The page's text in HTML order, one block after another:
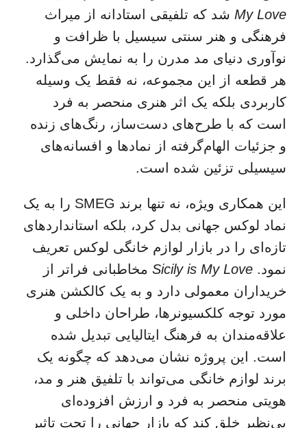
My Love شد که تلفیقی استادانه از میراث
فرهنگی و هنر سنتی سیسیل با ظرافت و
نوآوری دنیای مد مدرن را به نمایش می‌گذارد.
هر قطعه از این مجموعه، نه فقط یک وسیله
کاربردی بلکه یک اثر هنری منحصر به فرد
است که با طرح‌های دست‌ساز، رنگ‌های زنده
و جزئیات الهام‌گرفته از نمادها و افسانه‌های
سیسیلی تزئین شده است.
این همکاری ویژه، نه تنها برند SMEG را به یک
نماد لوکس جهانی بدل کرد، بلکه استانداردهای
تازه‌ای را در بازار لوازم خانگی لوکس تعریف
نمود. Sicily is My Love مخاطبانی فراتر از
خریداران معمولی دارد و به یک کالکشن هنری
مورد توجه کلکسیونرها، طراحان داخلی و
علاقه‌مندان به فرهنگ ایتالیایی تبدیل شده
است. این پروژه نشان می‌دهد که چگونه یک
برند لوازم خانگی می‌تواند با تلفیق هنر و مد،
هویتی منحصر به فرد و ارزش افزوده‌ای
بی‌نظیر خلق کند که بازار جهانی را تحت تاثیر